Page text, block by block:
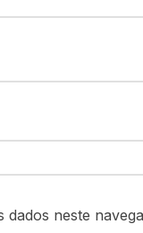
dados neste